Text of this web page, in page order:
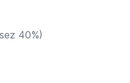
40%)